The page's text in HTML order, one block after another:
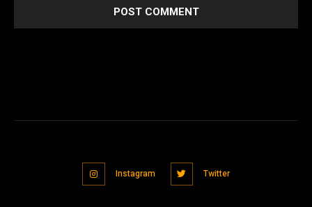
Instagram Twitter